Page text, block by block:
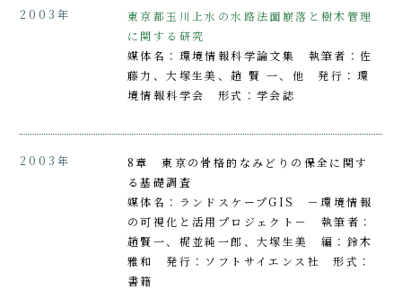
2003年
東京都玉川上水の水路法面崩落と樹木管理
に関する研究
媒体名：環境情報科学論文集 執筆者：佐
藤力、大塚生美、趙 賢 一、他 発行：環
境情報科学会 形式：学会誌
2003年
8章 東京の骨格的なみどりの保全に関す
る基礎調査
媒体名：ランドスケープGIS －環境情報
の可視化と活用プロジェクト－ 執筆者：
趙賢一、梶並純一郎、大塚生美 編：鈴木
雅和 発行：ソフトサイエンス社 形式：
書籍